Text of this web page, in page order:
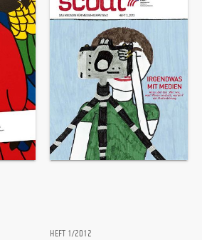
HEFT 1/2012